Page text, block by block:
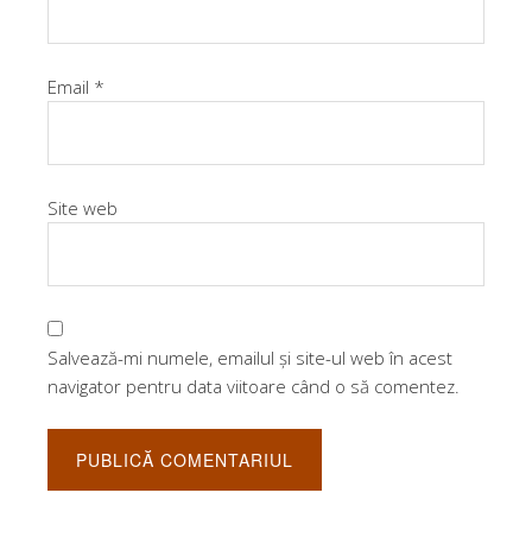
Email *
Site web
Salvează-mi numele, emailul și site-ul web în acest
navigator pentru data viitoare când o să comentez.